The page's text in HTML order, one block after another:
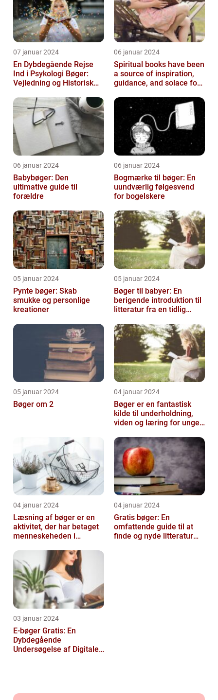
07 januar 2024
En Dybdegående Rejse
Ind i Psykologi Bøger:
Vejledning og Historisk
06 januar 2024
Spiritual books have been
a source of inspiration,
guidance, and solace for
h...
06 januar 2024
Babybøger: Den
ultimative guide til
forældre
06 januar 2024
Bogmærke til bøger: En
uundværlig følgesvend
for bogelskere
05 januar 2024
Pynte bøger: Skab
smukke og personlige
kreationer
05 januar 2024
Bøger til babyer: En
berigende introduktion til
litteratur fra en tidlig
05 januar 2024
Bøger om 2
04 januar 2024
Bøger er en fantastisk
kilde til underholdning,
viden og læring for unge
14 å...
04 januar 2024
Læsning af bøger er en
aktivitet, der har betaget
menneskeheden i
04 januar 2024
Gratis bøger: En
omfattende guide til at
finde og nyde litteratur
03 januar 2024
E-bøger Gratis: En
Dybdegående
Undersøgelse af Digitale